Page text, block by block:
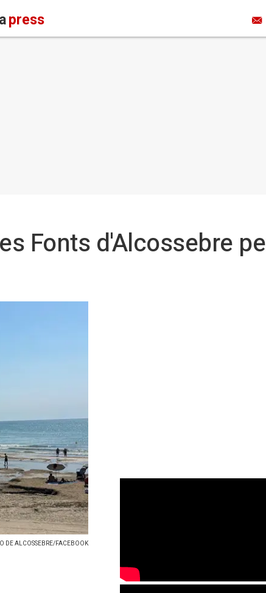
press
Fonts d'Alcossebre
DE ALCOSSEBRE/FACEBOOK